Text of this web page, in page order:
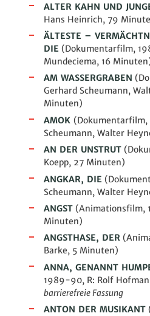
ALTER KAHN UND
Hans Heinrich, 79
ÄLTESTE –
DIE (Dokumentarfilm,
Mundeciema, 16 Minuten
AM WASSERGRABEN
Gerhard Scheumann,
Minuten)
AMOK (Dokumentarfilm,
Scheumann, Walter
AN DER UNSTRUT
Koepp, 27 Minuten)
ANGKAR, DIE
Scheumann, Walter
ANGST (Animationsfilm,
Minuten)
ANGSTHASE, DER
Barke, 5 Minuten)
ANNA, GENANNT
1989-90, R: Rolf
barrierefreie Fassung
ANTON DER MUSIKANT